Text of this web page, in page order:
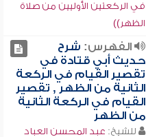
في الركعتين الأوليين من صلاة
الظهر))
الفهرس: شرح
حديث أبي قتادة في
تقصير القيام في الركعة
الثانية من الظهر , تقصير
القيام في الركعة الثانية
من الظهر
للشيخ: عبد المحسن العباد